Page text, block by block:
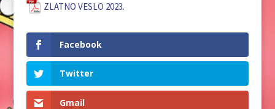
ZLATNO VESLO 2023.
Facebook
Twitter
Gmail